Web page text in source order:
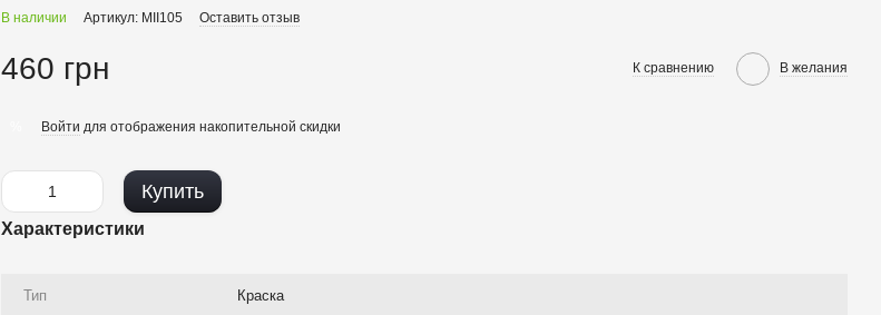
В наличии Артикул: MII105 Оставить отзыв
460 грн К сравнению В желания
Войти для отображения накопительной скидки
Купить
Характеристики
Тип Краска